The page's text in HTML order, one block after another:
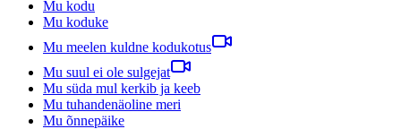
Mu kodu
Mu koduke
Mu meelen kuldne kodukotus
Mu suul ei ole sulgejat
Mu süda mul kerkib ja keeb
Mu tuhandenäoline meri
Mu õnnepäike